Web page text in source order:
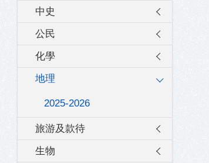
中史
公民
化學
地理
2025-2026
旅游及款待
生物